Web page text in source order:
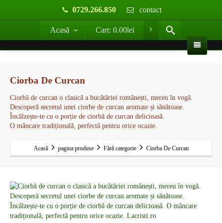
0729.266.850 contact
Acasă Cart: 0.00lei
Ciorba De Curcan
Ciorbă de curcan o clasică a bucătăriei românești, mereu în vogă.
Descoperă secretul unei ciorbe de curcan aromate și sănătoase.
Încălzește-te cu o porție de ciorbă de curcan delicioasă.
O mâncare tradițională, perfectă pentru orice ocazie.
Acasă pagina produse Fără categorie Ciorba De Curcan